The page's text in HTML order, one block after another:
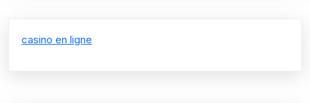
casino en ligne